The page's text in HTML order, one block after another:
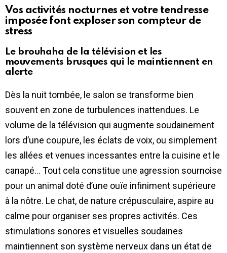
Vos activités nocturnes et votre tendresse
imposée font exploser son compteur de
stress
Le brouhaha de la télévision et les
mouvements brusques qui le maintiennent en
alerte
Dès la nuit tombée, le salon se transforme bien
souvent en zone de turbulences inattendues. Le
volume de la télévision qui augmente soudainement
lors d’une coupure, les éclats de voix, ou simplement
les allées et venues incessantes entre la cuisine et le
canapé… Tout cela constitue une agression sournoise
pour un animal doté d’une ouïe infiniment supérieure
à la nôtre. Le chat, de nature crépusculaire, aspire au
calme pour organiser ses propres activités. Ces
stimulations sonores et visuelles soudaines
maintiennent son système nerveux dans un état de